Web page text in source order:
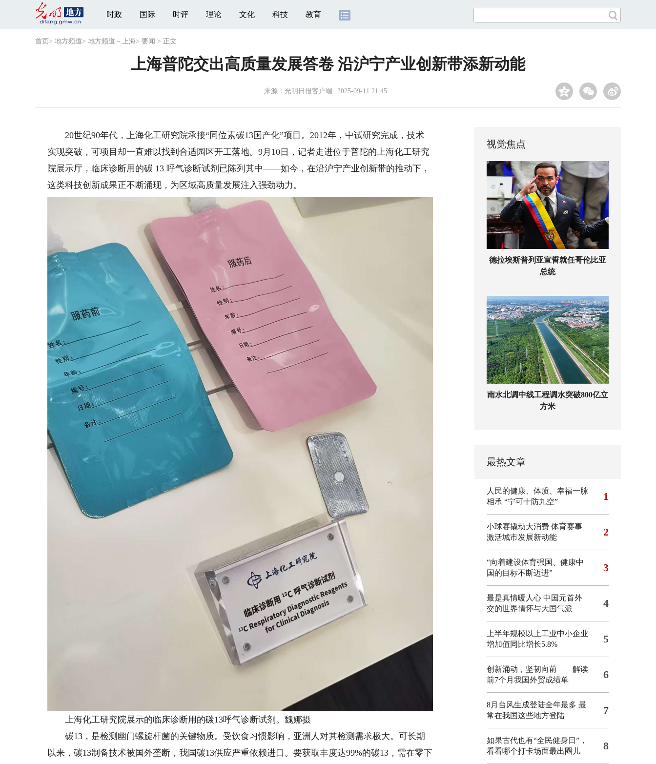
时政 国际 时评 理论 文化 科技 教育
首页 > 地方频道> 地方频道－上海> 要闻 > 正文
上海普陀交出高质量发展答卷 沿沪宁产业创新带添新动能
来源： 光明日报客户端 2025-09-11 21:45
20世纪90年代，上海化工研究院承接“同位素碳13国产化”项目。2012年，中试研究完成，技术
实现突破，可项目却一直难以找到合适园区开工落地。9月10日，记者走进位于普陀的上海化工研究
院展示厅，临床诊断用的碳 13 呼气诊断试剂已陈列其中——如今，在沿沪宁产业创新带的推动下，
这类科技创新成果正不断涌现，为区域高质量发展注入强劲动力。
上海化工研究院展示的临床诊断用的碳13呼气诊断试剂。魏娜摄
碳13，是检测幽门螺旋杆菌的关键物质。受饮食习惯影响，亚洲人对其检测需求极大。可长期
以来，碳13制备技术被国外垄断，我国碳13供应严重依赖进口。要获取丰度达99%的碳13，需在零下
视觉焦点
德拉埃斯普列亚宣誓就任哥伦比亚
总统
南水北调中线工程调水突破800亿立
方米
最热文章
人民的健康、体质、幸福一脉
相承 “宁可十防九空” 1
小球赛撬动大消费 体育赛事
激活城市发展新动能
2
“向着建设体育强国、健康中
国的目标不断迈进”
3
最是真情暖人心 中国元首外
交的世界情怀与大国气派
4
上半年规模以上工业中小企业
增加值同比增长5.8%
5
创新涌动，坚韧向前——解读
前7个月我国外贸成绩单
6
8月台风生成登陆全年最多 最
常在我国这些地方登陆
7
如果古代也有“全民健身日”，
看看哪个打卡场面最出圈儿
8